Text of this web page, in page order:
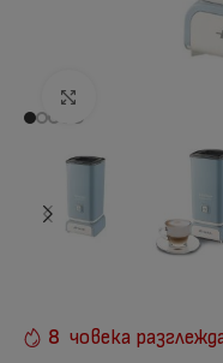
8 човека